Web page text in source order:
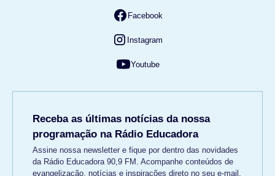
Facebook
Instagram
Youtube
Receba as últimas notícias da nossa
programação na Rádio Educadora
Assine nossa newsletter e fique por dentro das novidades
da Rádio Educadora 90,9 FM. Acompanhe conteúdos de
evangelização, notícias e inspirações direto no seu e-mail.